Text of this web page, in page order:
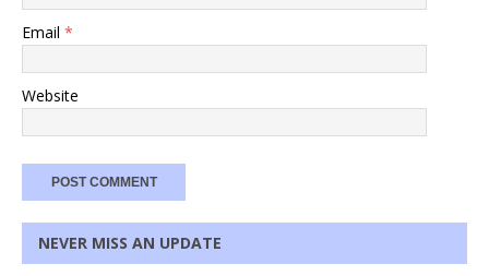
Email *
Website
NEVER MISS AN UPDATE